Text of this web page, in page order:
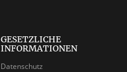
GESETZLICHE
INFORMATIONEN
Datenschutz